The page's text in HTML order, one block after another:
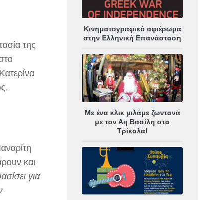
της
και
για
Κινηματογραφικό αφιέρωμα
στην Ελληνική Επανάσταση
Με ένα κλικ μιλάμε ζωντανά
με τον Αη Βασίλη στα
Τρίκαλα!